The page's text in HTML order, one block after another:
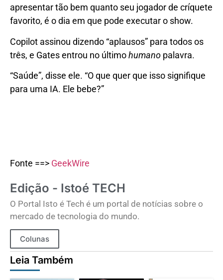
apresentar tão bem quanto seu jogador de críquete
favorito, é o dia em que pode executar o show.
Copilot assinou dizendo “aplausos” para todos os
três, e Gates entrou no últimohumano palavra.
“Saúde”, disse ele. “O que quer que isso signifique
para uma IA. Ele bebe?”
Fonte ==> GeekWire
Edição - Istoé TECH
O Portal Isto é Tech é um portal de notícias sobre o
mercado de tecnologia do mundo.
Colunas
Leia Também